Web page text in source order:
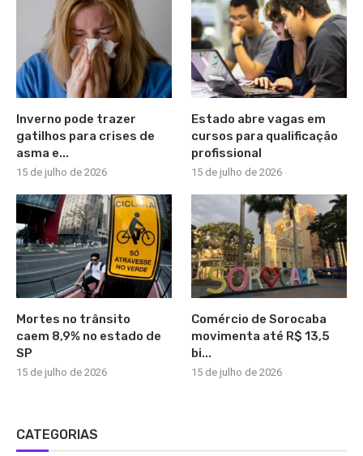
Inverno pode trazer
gatilhos para crises de
asma e...
15 de julho de 2026
Estado abre vagas em
cursos para qualificação
profissional
15 de julho de 2026
Mortes no trânsito
caem 8,9% no estado de
SP
15 de julho de 2026
Comércio de Sorocaba
movimenta até R$ 13,5
bi...
15 de julho de 2026
CATEGORIAS